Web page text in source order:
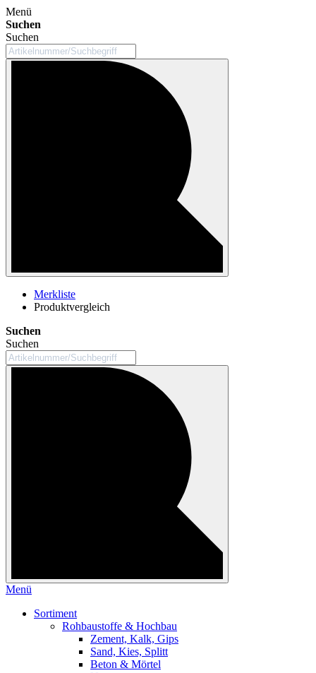
Menü
Suchen
Suchen
Merkliste
Produktvergleich
Suchen
Suchen
Menü
Sortiment
Rohbaustoffe & Hochbau
Zement, Kalk, Gips
Sand, Kies, Splitt
Beton & Mörtel